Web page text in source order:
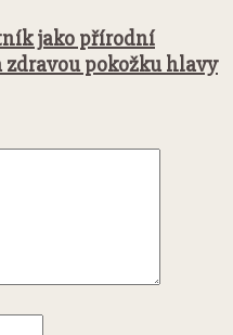
jako přírodní
zdravou pokožku hlavy